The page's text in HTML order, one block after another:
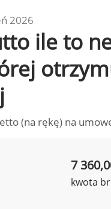
2026
ile to
(na rękę) na
7
kwota